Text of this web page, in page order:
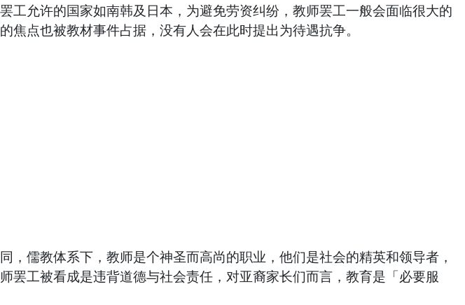
允许的国家如南韩及日本，为避免劳资纠纷，教师罢工一般会面临很大的
点也被教材事件占据，没有人会在此时提出为待遇抗争。
儒教体系下，教师是个神圣而高尚的职业，他们是社会的精英和领导者，
工被看成是违背道德与社会责任，对亚裔家长们而言，教育是「必要服